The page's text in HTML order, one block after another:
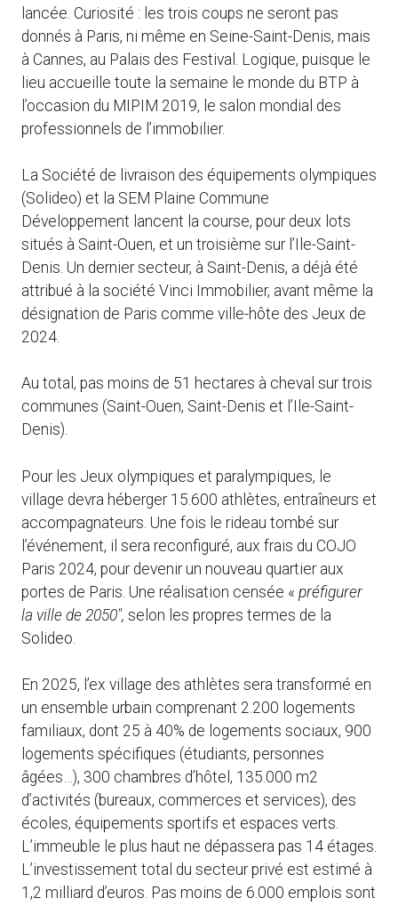
lancée. Curiosité : les trois coups ne seront pas
donnés à Paris, ni même en Seine-Saint-Denis, mais
à Cannes, au Palais des Festival. Logique, puisque le
lieu accueille toute la semaine le monde du BTP à
l’occasion du MIPIM 2019, le salon mondial des
professionnels de l’immobilier.
La Société de livraison des équipements olympiques
(Solideo) et la SEM Plaine Commune
Développement lancent la course, pour deux lots
situés à Saint-Ouen, et un troisième sur l’Ile-Saint-
Denis. Un dernier secteur, à Saint-Denis, a déjà été
attribué à la société Vinci Immobilier, avant même la
désignation de Paris comme ville-hôte des Jeux de
2024.
Au total, pas moins de 51 hectares à cheval sur trois
communes (Saint-Ouen, Saint-Denis et l’Ile-Saint-
Denis).
Pour les Jeux olympiques et paralympiques, le
village devra héberger 15.600 athlètes, entraîneurs et
accompagnateurs. Une fois le rideau tombé sur
l’événement, il sera reconfiguré, aux frais du COJO
Paris 2024, pour devenir un nouveau quartier aux
portes de Paris. Une réalisation censée « préfigurer
la ville de 2050″, selon les propres termes de la
Solideo.
En 2025, l’ex village des athlètes sera transformé en
un ensemble urbain comprenant 2.200 logements
familiaux, dont 25 à 40% de logements sociaux, 900
logements spécifiques (étudiants, personnes
âgées…), 300 chambres d’hôtel, 135.000 m2
d’activités (bureaux, commerces et services), des
écoles, équipements sportifs et espaces verts.
L’immeuble le plus haut ne dépassera pas 14 étages.
L’investissement total du secteur privé est estimé à
1,2 milliard d’euros. Pas moins de 6.000 emplois sont